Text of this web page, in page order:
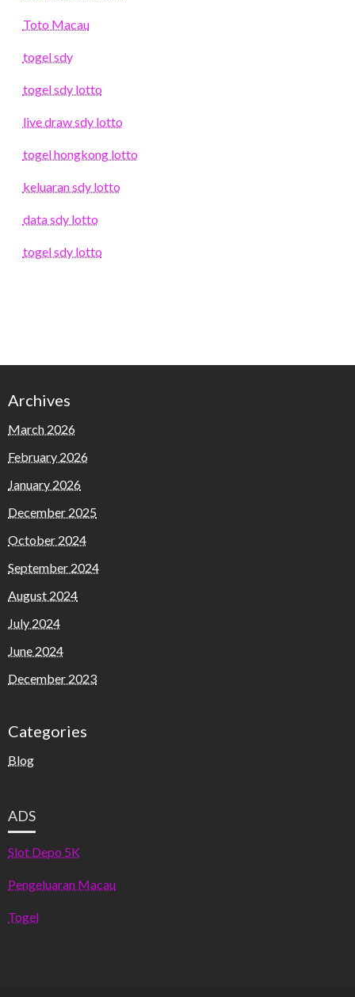
Toto Macau
togel sdy
togel sdy lotto
live draw sdy lotto
togel hongkong lotto
keluaran sdy lotto
data sdy lotto
togel sdy lotto
Archives
March 2026
February 2026
January 2026
December 2025
October 2024
September 2024
August 2024
July 2024
June 2024
December 2023
Categories
Blog
ADS
Slot Depo 5K
Pengeluaran Macau
Togel